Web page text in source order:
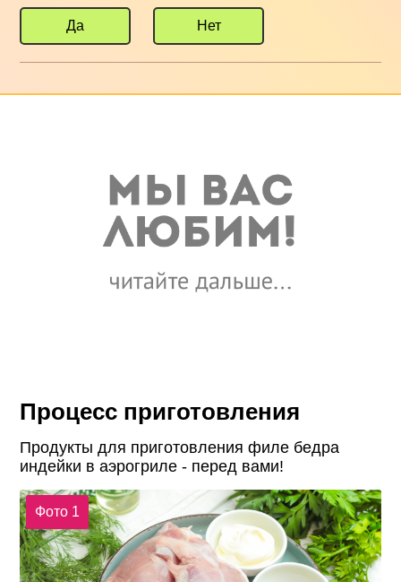
Да Нет
Процесс приготовления
Продукты для приготовления филе бедра
индейки в аэрогриле - перед вами!
Фото 1